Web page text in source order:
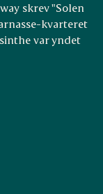
skrev "Solen
kvarteret
var yndet